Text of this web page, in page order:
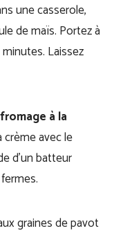
une casserole,
de maïs. Portez à
Laissez
à la
avec le
d’un batteur